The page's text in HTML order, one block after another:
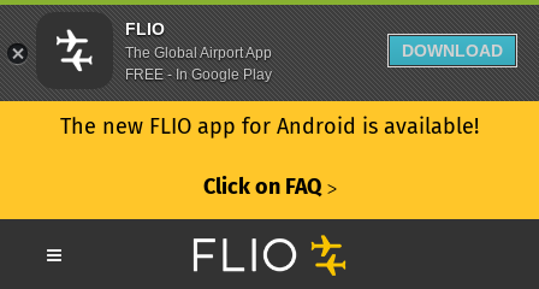
The new FLIO app for Android is available!
Click on FAQ ᐳ
FLIO
The Global Airport App
FREE - In Google Play
DOWNLOAD